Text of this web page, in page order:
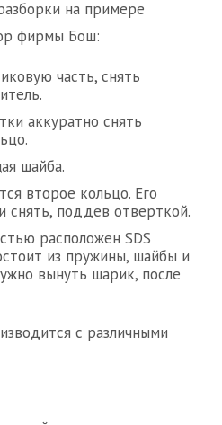
на примере
фирмы Бош:
часть, снять
аккуратно снять
шайба.
второе кольцо. Его
снять, поддев отверткой.
расположен SDS
из пружины, шайбы и
вынуть шарик, после
с различными